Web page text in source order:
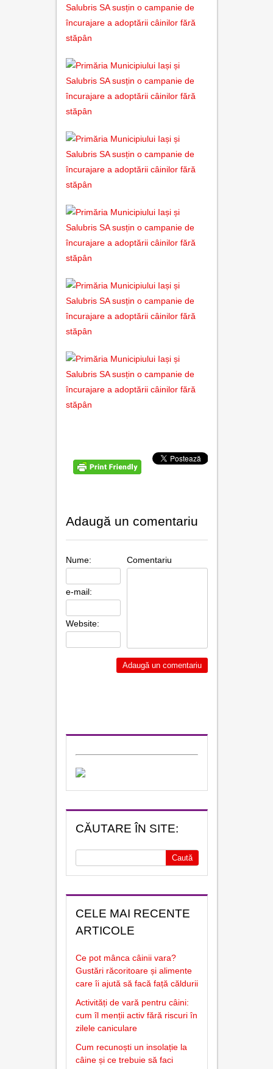
Adaugă un comentariu
Comentariu
Nume:
e-mail:
Website:
CĂUTARE ÎN SITE:
CELE MAI RECENTE
ARTICOLE
Ce pot mânca câinii vara?
Gustări răcoritoare și alimente
care îi ajută să facă față căldurii
Activități de vară pentru câini:
cum îl menții activ fără riscuri în
zilele caniculare
Cum recunoști un insolație la
câine și ce trebuie să faci